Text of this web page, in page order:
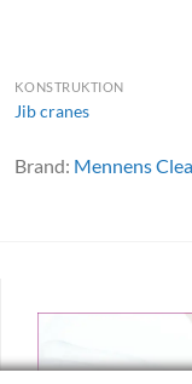
KONSTRUKTION
Jib cranes
Brand: Mennens